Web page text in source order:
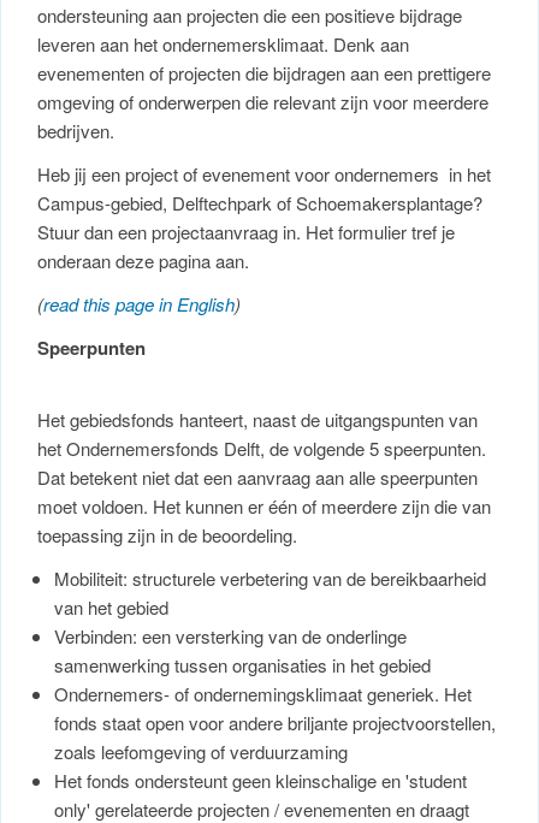
ondersteuning aan projecten die een positieve bijdrage
leveren aan het ondernemersklimaat. Denk aan
evenementen of projecten die bijdragen aan een prettigere
omgeving of onderwerpen die relevant zijn voor meerdere
bedrijven.
Heb jij een project of evenement voor ondernemers in het
Campus-gebied, Delftechpark of Schoemakersplantage?
Stuur dan een projectaanvraag in. Het formulier tref je
onderaan deze pagina aan.
(read this page in English)
Speerpunten
Het gebiedsfonds hanteert, naast de uitgangspunten van
het Ondernemersfonds Delft, de volgende 5 speerpunten.
Dat betekent niet dat een aanvraag aan alle speerpunten
moet voldoen. Het kunnen er één of meerdere zijn die van
toepassing zijn in de beoordeling.
Mobiliteit: structurele verbetering van de bereikbaarheid
van het gebied
Verbinden: een versterking van de onderlinge
samenwerking tussen organisaties in het gebied
Ondernemers- of ondernemingsklimaat generiek. Het
fonds staat open voor andere briljante projectvoorstellen,
zoals leefomgeving of verduurzaming
Het fonds ondersteunt geen kleinschalige en 'student
only' gerelateerde projecten / evenementen en draagt